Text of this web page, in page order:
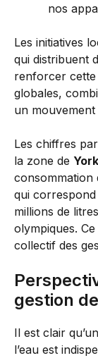
nos
Les initiatives
qui distribuent
renforcer cette
globales,
un
Les chiffres
la zone de
consommation
qui
millions de
olympiques.
collectif des
gestion
Il est clair
l’eau est